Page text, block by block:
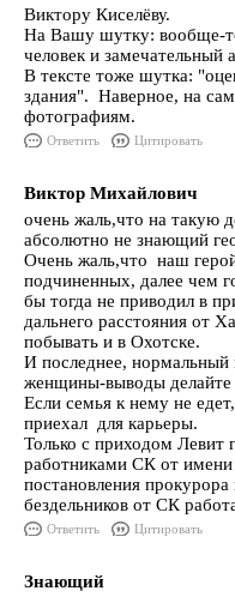
Виктору Киселёву.
На Вашу шутку: вообще-
человек и замечательный
В тексте тоже шутка:
здания". Наверное, на
фотографиям.
Ответить Цитировать
Виктор Михайлович
очень жаль,что на такую
абсолютно не знающий
Очень жаль,что наш
подчиненных, далее чем
бы тогда не приводил в
дальнего расстояния от
побывать и в Охотске.
И последнее,
женщины-выводы делайте
Если семья к нему не
приехал для карьеры.
Только с приходом Левит
работниками СК от имени
постановления прокурора
бездельников от СК
Ответить Цитировать
Знающий